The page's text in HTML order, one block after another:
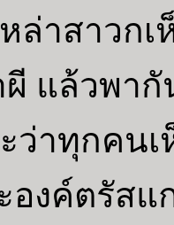
าสาวกเ
แล้วพากั
ว่าทุกคน
องค์ตรัส